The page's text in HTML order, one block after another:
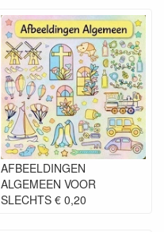
AFBEELDINGEN
ALGEMEEN VOOR
SLECHTS € 0,20